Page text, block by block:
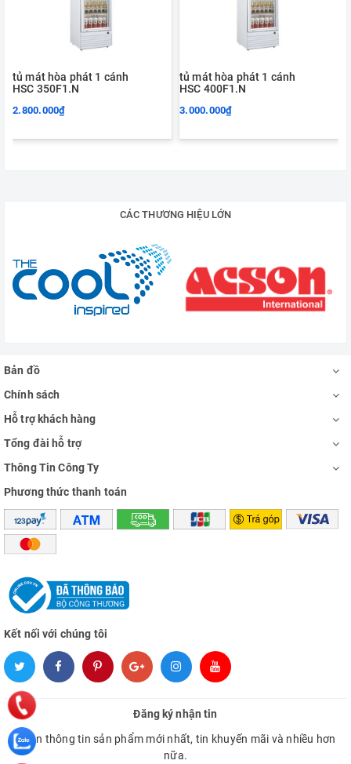
tủ mát hòa phát 1 cánh
HSC 350F1.N
2.800.000₫
tủ mát hòa phát 1 cánh
HSC 400F1.N
3.000.000₫
CÁC THƯƠNG HIỆU LỚN
Bản đồ
Chính sách
Hỗ trợ khách hàng
Tổng đài hỗ trợ
Thông Tin Công Ty
Phương thức thanh toán
Kết nối với chúng tôi
Đăng ký nhận tin
Nhận thông tin sản phẩm mới nhất, tin khuyến mãi và nhiều hơn
nữa.